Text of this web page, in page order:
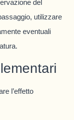
del
utilizzare
eventuali
l’effetto